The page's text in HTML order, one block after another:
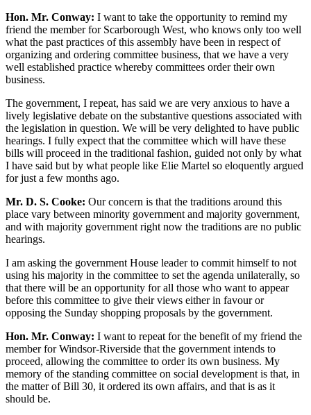
Hon. Mr. Conway: I want to take the opportunity to remind my
friend the member for Scarborough West, who knows only too well
what the past practices of this assembly have been in respect of
organizing and ordering committee business, that we have a very
well established practice whereby committees order their own
business.
The government, I repeat, has said we are very anxious to have a
lively legislative debate on the substantive questions associated with
the legislation in question. We will be very delighted to have public
hearings. I fully expect that the committee which will have these
bills will proceed in the traditional fashion, guided not only by what
I have said but by what people like Elie Martel so eloquently argued
for just a few months ago.
Mr. D. S. Cooke: Our concern is that the traditions around this
place vary between minority government and majority government,
and with majority government right now the traditions are no public
hearings.
I am asking the government House leader to commit himself to not
using his majority in the committee to set the agenda unilaterally, so
that there will be an opportunity for all those who want to appear
before this committee to give their views either in favour or
opposing the Sunday shopping proposals by the government.
Hon. Mr. Conway: I want to repeat for the benefit of my friend the
member for Windsor-Riverside that the government intends to
proceed, allowing the committee to order its own business. My
memory of the standing committee on social development is that, in
the matter of Bill 30, it ordered its own affairs, and that is as it
should be.